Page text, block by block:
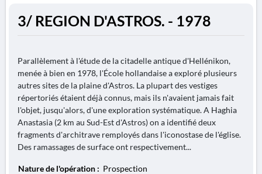
3/ REGION D'ASTROS. - 1978
Parallèlement à l'étude de la citadelle antique d'Hellénikon,
menée à bien en 1978, l'École hollandaise a exploré plusieurs
autres sites de la plaine d'Astros. La plupart des vestiges
répertoriés étaient déjà connus, mais ils n'avaient jamais fait
l'objet, jusqu'alors, d'une exploration systématique. A Haghia
Anastasia (2 km au Sud-Est d'Astros) on a identifié deux
fragments d'architrave remployés dans l'iconostase de l'église.
Des ramassages de surface ont respectivement...
Nature de l'opération : Prospection